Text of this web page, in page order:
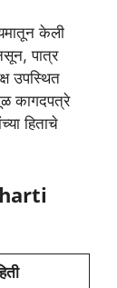
केली
पात्र
उपस्थित
कागदपत्रे
हिताचे